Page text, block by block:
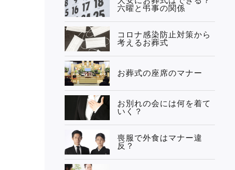
六曜と弔事の関係
コロナ感染防止対策から
考えるお葬式
お葬式の座席のマナー
お別れの会には何を着て
いく？
喪服で外食はマナー違
反？